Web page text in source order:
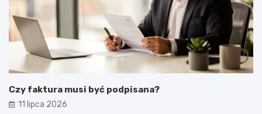
Czy faktura musi być podpisana?
11 lipca 2026